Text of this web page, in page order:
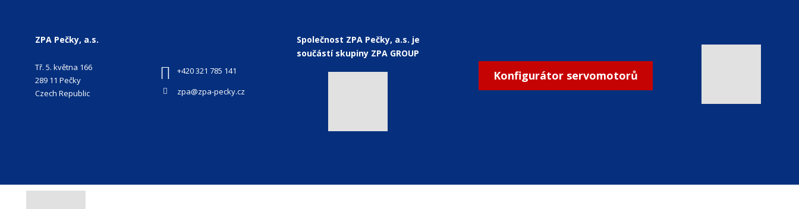
ZPA Pečky, a.s.
Tř. 5. května 166
289 11 Pečky
Czech Republic
+420 321 785 141
zpa@zpa-pecky.cz
Společnost ZPA Pečky, a.s. je
součástí skupiny ZPA GROUP
Konfigurátor servomotorů